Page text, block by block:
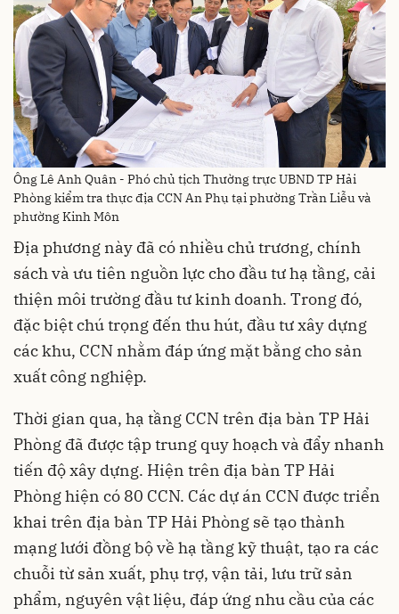
Ông Lê Anh Quân - Phó chủ tịch Thường trực UBND TP Hải
Phòng kiểm tra thực địa CCN An Phụ tại phường Trần Liễu và
phường Kinh Môn
Địa phương này đã có nhiều chủ trương, chính
sách và ưu tiên nguồn lực cho đầu tư hạ tầng, cải
thiện môi trường đầu tư kinh doanh. Trong đó,
đặc biệt chú trọng đến thu hút, đầu tư xây dựng
các khu, CCN nhằm đáp ứng mặt bằng cho sản
xuất công nghiệp.
Thời gian qua, hạ tầng CCN trên địa bàn TP Hải
Phòng đã được tập trung quy hoạch và đẩy nhanh
tiến độ xây dựng. Hiện trên địa bàn TP Hải
Phòng hiện có 80 CCN. Các dự án CCN được triển
khai trên địa bàn TP Hải Phòng sẽ tạo thành
mạng lưới đồng bộ về hạ tầng kỹ thuật, tạo ra các
chuỗi từ sản xuất, phụ trợ, vận tải, lưu trữ sản
phẩm, nguyên vật liệu, đáp ứng nhu cầu của các